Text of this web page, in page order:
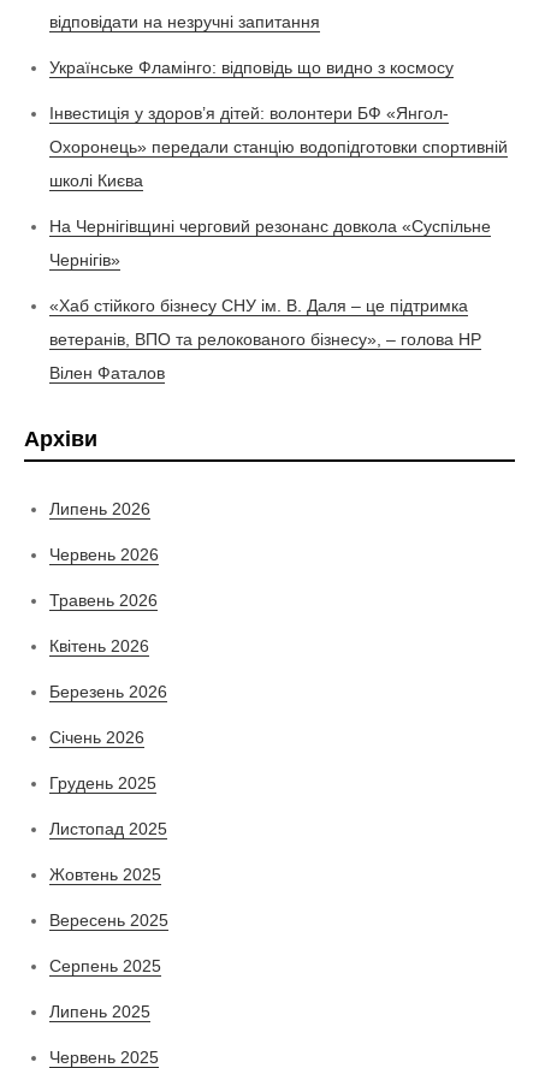
відповідати на незручні запитання
Українське Фламінго: відповідь що видно з космосу
Інвестиція у здоров’я дітей: волонтери БФ «Янгол-
Охоронець» передали станцію водопідготовки спортивній
школі Києва
На Чернігівщині черговий резонанс довкола «Суспільне
Чернігів»
«Хаб стійкого бізнесу СНУ ім. В. Даля – це підтримка
ветеранів, ВПО та релокованого бізнесу», – голова НР
Вілен Фаталов
Архіви
Липень 2026
Червень 2026
Травень 2026
Квітень 2026
Березень 2026
Січень 2026
Грудень 2025
Листопад 2025
Жовтень 2025
Вересень 2025
Серпень 2025
Липень 2025
Червень 2025